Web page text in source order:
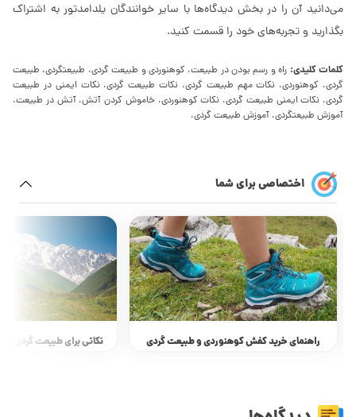
می‌دانید آن را در بخش دیدگاه‌ها با سایر خوانندگان یلدامدتور به اشتراک
بگذارید و تجربه‌های خود را قسمت کنید.
کلمات کلیدی: راه و رسم بودن در طبیعت، کوهنوردی و طبیعت گردی، طبیعتگردی، طبیعت
گردی، کوهنوردی، نکات مهم طبیعت گردی، نکات طبیعت گردی، نکات ایمنی در طبیعت
گردی، نکات ایمنی طبیعت گردی، نکات کوهنوردی، خاموش کردن آتش، آتش در طبیعت،
آموزش طبیعتگردی، آموزش طبیعت گردی،
اختصاصی برای شما
راهنمای خرید کفش کوهنوردی و طبیعت گردی نکاتی برای طبیعت گردی